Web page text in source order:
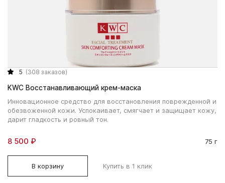
5 (308 заказов)
KWC Восстанавливающий крем-маска
Инновационное средство для восстановления поврежденной и
обезвоженной кожи. Успокаивает, смягчает и защищает кожу,
дарит гладкость и ровный тон.
8 500 ₽ 75 г
В корзину Купить в 1 клик